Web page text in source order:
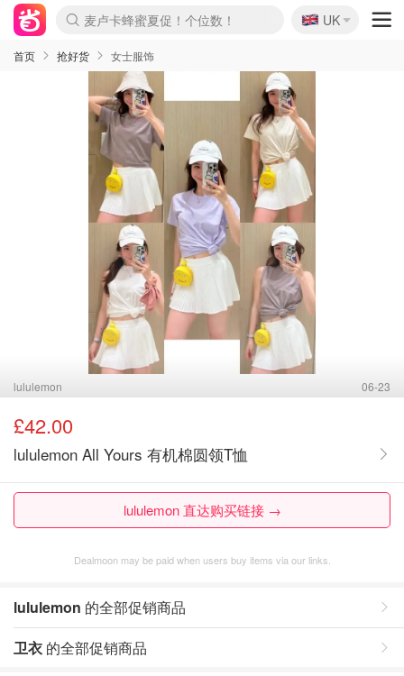
麦卢卡蜂蜜夏促！个位数！
Prada/Miu 4.8折！
啥？必胜客披萨5折！
🇬🇧
UK
首页 抢好货 女士服饰
lululemon 06-23
£42.00
lululemon All Yours 有机棉圆领T恤
lululemon 直达购买链接 →
Dealmoon may be paid when users buy items via our links.
lululemon 的全部促销商品
卫衣 的全部促销商品